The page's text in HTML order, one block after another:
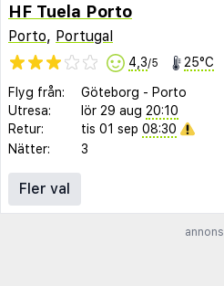
HF Tuela Porto
Porto, Portugal
4,3/5 25°C
Flyg från: Göteborg - Porto
Utresa:
lör 29 aug 20:10
Retur:
tis 01 sep 08:30
Nätter:
3
Fler val
annons